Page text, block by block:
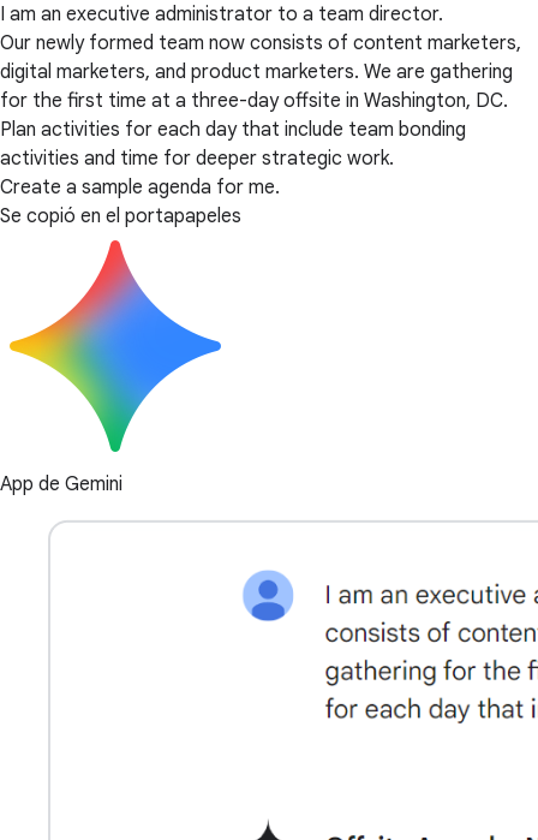
I am an executive administrator to a team director.
Our newly formed team now consists of content marketers,
digital marketers, and product marketers. We are gathering
for the first time at a three-day offsite in Washington, DC.
Plan activities for each day that include team bonding
activities and time for deeper strategic work.
Create a sample agenda for me.
Se copió en el portapapeles
App de Gemini